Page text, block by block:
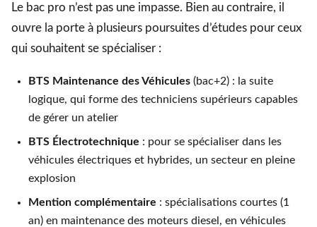
Le bac pro n’est pas une impasse. Bien au contraire, il
ouvre la porte à plusieurs poursuites d’études pour ceux
qui souhaitent se spécialiser :
BTS Maintenance des Véhicules (bac+2) : la suite
logique, qui forme des techniciens supérieurs capables
de gérer un atelier
BTS Électrotechnique : pour se spécialiser dans les
véhicules électriques et hybrides, un secteur en pleine
explosion
Mention complémentaire : spécialisations courtes (1
an) en maintenance des moteurs diesel, en véhicules